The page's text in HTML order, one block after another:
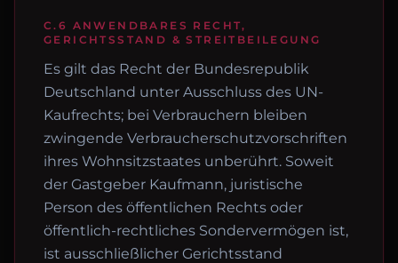
C.6 ANWENDBARES RECHT,
GERICHTSSTAND & STREITBEILEGUNG
Es gilt das Recht der Bundesrepublik
Deutschland unter Ausschluss des UN-
Kaufrechts; bei Verbrauchern bleiben
zwingende Verbraucherschutzvorschriften
ihres Wohnsitzstaates unberührt. Soweit
der Gastgeber Kaufmann, juristische
Person des öffentlichen Rechts oder
öffentlich-rechtliches Sondervermögen ist,
ist ausschließlicher Gerichtsstand